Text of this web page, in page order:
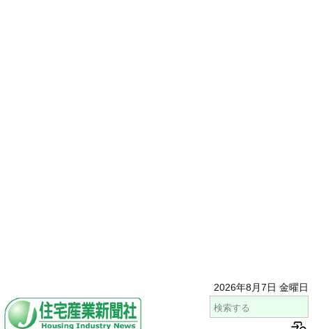
2026年8月7日 金曜日